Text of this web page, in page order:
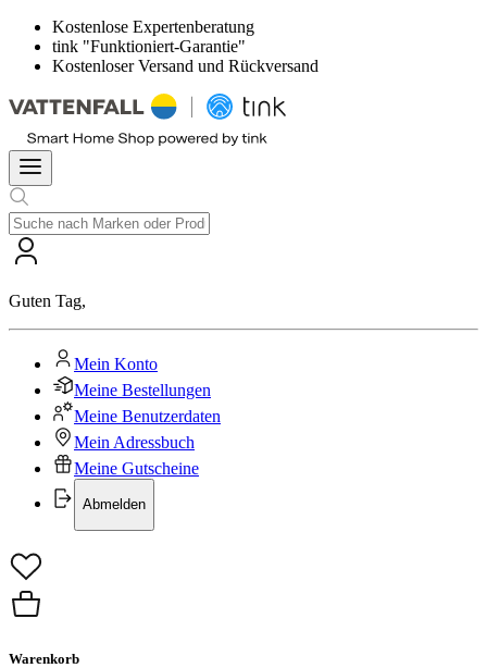
Kostenlose Expertenberatung
tink "Funktioniert-Garantie"
Kostenloser Versand und Rückversand
Guten Tag,
Mein Konto
Meine Bestellungen
Meine Benutzerdaten
Mein Adressbuch
Meine Gutscheine
Abmelden
Warenkorb